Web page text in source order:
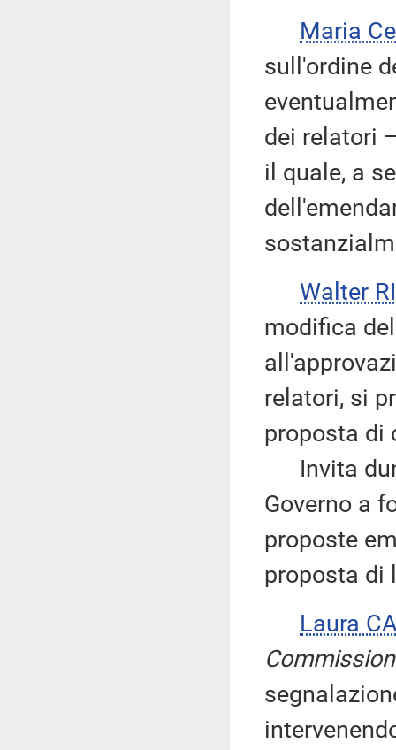
Maria
sull'ordine
dei relatori
il quale, a
Walter
modifica
relatori, si
proposta di
Invita
Governo a
proposte
proposta di
Laura